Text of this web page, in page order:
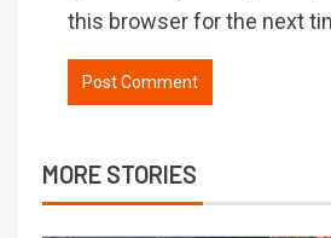
this browser for the next
MORE STORIES